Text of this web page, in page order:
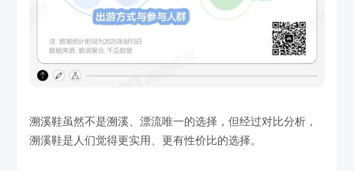
溯溪鞋虽然不是溯溪、漂流唯一的选择，但经过对比分析，
溯溪鞋是人们觉得更实用、更有性价比的选择。